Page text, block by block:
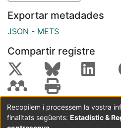
Exportar metadades
JSON - METS
Compartir registre
Coordinació:CRAI UB Avís legal
Metadades
subjectes a:
Recopilem i processem la vostra
finalitats següents: Estadístic &